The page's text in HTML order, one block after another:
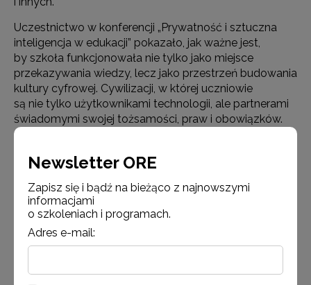
Uczestnictwo w konferencji „Prywatność i sztuczna
inteligencja w edukacji” pokazało, jak ważne jest,
by szkoła funkcjonowała nie tylko jako miejsce
przekazywania wiedzy, lecz jako przestrzeń budowania
kultury cyfrowej. Cywilizacji, w której uczniowie
są nie tylko użytkownikami technologii, ale partnerami
świadomymi swojej tożsamości, praw i obowiązków.
Newsletter ORE
Zapisz się i bądź na bieżąco z najnowszymi
informacjami
o szkoleniach i programach.
Adres e-mail: